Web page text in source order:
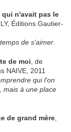
qui n'avait pas le
Éditions Gautier-
de s'aimer
de moi , de
NAIVE, 2011
qui l'on
mais à une place
de grand mère